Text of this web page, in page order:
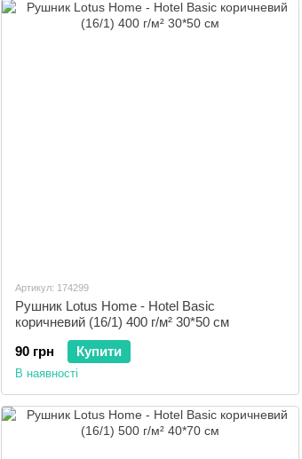
Артикул: 174299
Рушник Lotus Home - Hotel Basic
коричневий (16/1) 400 г/м² 30*50 см
90 грн
Купити
В наявності